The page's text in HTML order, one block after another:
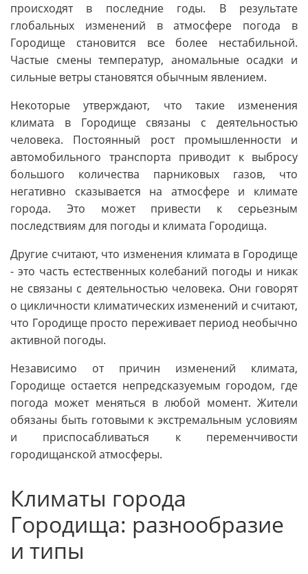
происходят в последние годы. В результате
глобальных изменений в атмосфере погода в
Городище становится все более нестабильной.
Частые смены температур, аномальные осадки и
сильные ветры становятся обычным явлением.
Некоторые утверждают, что такие изменения
климата в Городище связаны с деятельностью
человека. Постоянный рост промышленности и
автомобильного транспорта приводит к выбросу
большого количества парниковых газов, что
негативно сказывается на атмосфере и климате
города. Это может привести к серьезным
последствиям для погоды и климата Городища.
Другие считают, что изменения климата в Городище
- это часть естественных колебаний погоды и никак
не связаны с деятельностью человека. Они говорят
о цикличности климатических изменений и считают,
что Городище просто переживает период необычно
активной погоды.
Независимо от причин изменений климата,
Городище остается непредсказуемым городом, где
погода может меняться в любой момент. Жители
обязаны быть готовыми к экстремальным условиям
и приспосабливаться к переменчивости
городищанской атмосферы.
Климаты города
Городища: разнообразие
и типы